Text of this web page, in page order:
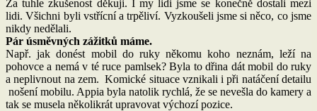
Za tuhle zkušenost děkuji. I my lidi jsme se konečně dostali mezi
lidi. Všichni byli vstřícní a trpěliví. Vyzkoušeli jsme si něco, co jsme
nikdy nedělali.
Pár úsměvných zážitků máme.
Např. jak donést mobil do ruky někomu koho neznám, leží na
pohovce a nemá v té ruce pamlsek? Byla to dřina dát mobil do ruky
a neplivnout na zem. Komické situace vznikali i při natáčení detailu
nošení mobilu. Appia byla natolik rychlá, že se nevešla do kamery a
tak se musela několikrát upravovat výchozí pozice.